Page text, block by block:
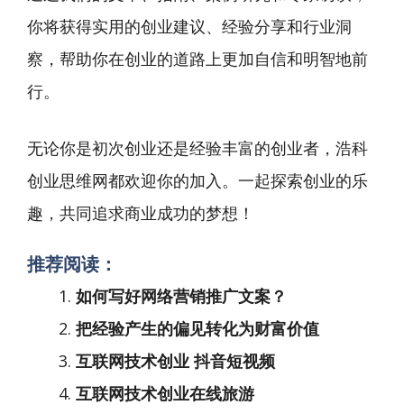
你将获得实用的创业建议、经验分享和行业洞
察，帮助你在创业的道路上更加自信和明智地前
行。
无论你是初次创业还是经验丰富的创业者，浩科
创业思维网都欢迎你的加入。一起探索创业的乐
趣，共同追求商业成功的梦想！
推荐阅读：
如何写好网络营销推广文案？
把经验产生的偏见转化为财富价值
互联网技术创业 抖音短视频
互联网技术创业在线旅游